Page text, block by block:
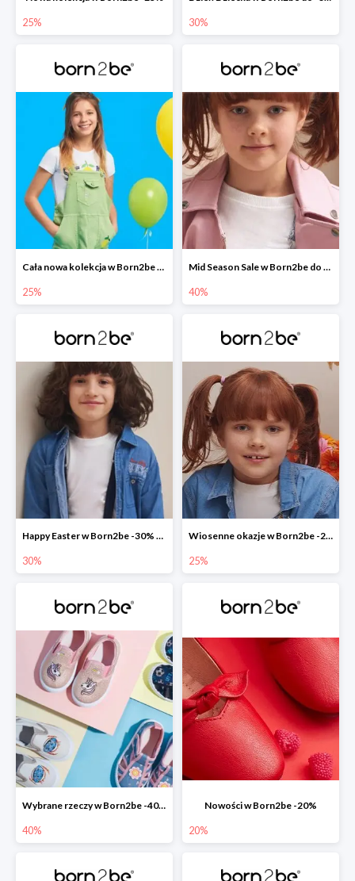
25% 30%
Cała nowa kolekcja w Born2be -25%
25%
Mid Season Sale w Born2be do -40%
40%
Happy Easter w Born2be -30% na wszystko
30%
Wiosenne okazje w Born2be -25%
25%
Wybrane rzeczy w Born2be -40%
40%
Nowości w Born2be -20%
20%